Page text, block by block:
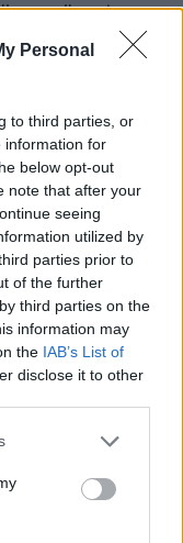
Personal
to third parties, or
information for
below opt-out
note that after your
seeing
utilized by
parties prior to
of the further
third parties on the
information may
the IAB’s List of
disclose it to other
or more Google
You may click to
party tags to
in below Google
sono il motore
campo è
il futuro degli
sapere nei